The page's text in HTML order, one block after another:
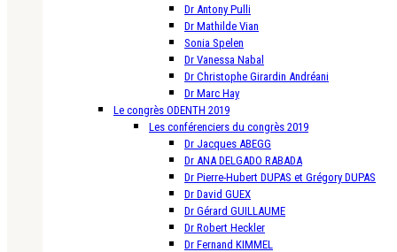
Dr Antony Pulli
Dr Mathilde Vian
Sonia Spelen
Dr Vanessa Nabal
Dr Christophe Girardin Andréani
Dr Marc Hay
Le congrès ODENTH 2019
Les conférenciers du congrès 2019
Dr Jacques ABEGG
Dr ANA DELGADO RABADA
Dr Pierre-Hubert DUPAS et Grégory DUPAS
Dr David GUEX
Dr Gérard GUILLAUME
Dr Robert Heckler
Dr Fernand KIMMEL